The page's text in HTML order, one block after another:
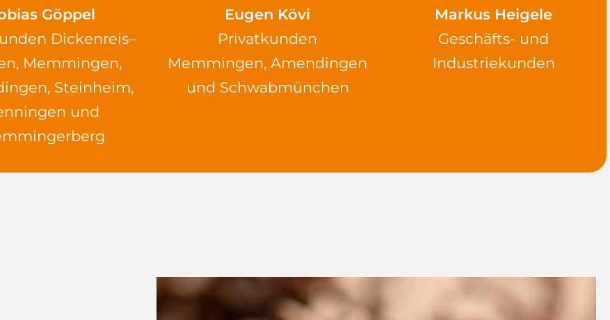
Göppel
Dickenreis–
Memmingen,
Steinheim,
und
Eugen Kövi
Privatkunden
Memmingen, Amendingen
und Schwabmünchen
Markus Heigele
Geschäfts- und
Industriekunden